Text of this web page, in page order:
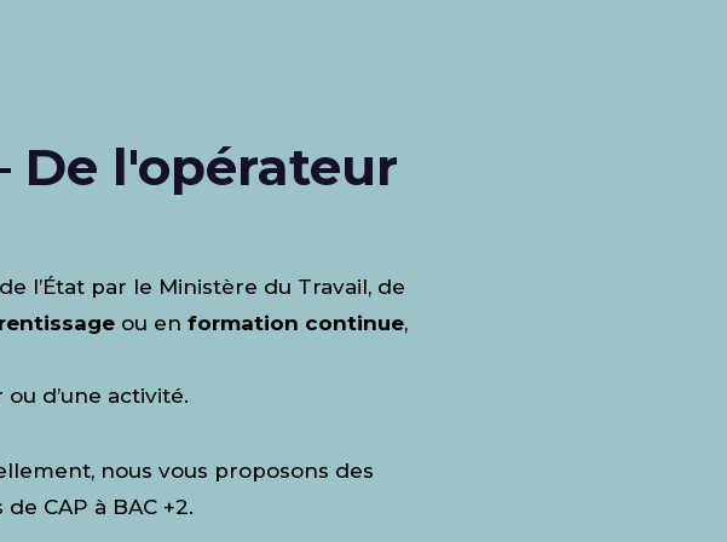
De l'opérateur
l’État par le Ministère du Travail, de
ou en formation continue,
ou d’une activité.
nous vous proposons des
CAP à BAC +2.